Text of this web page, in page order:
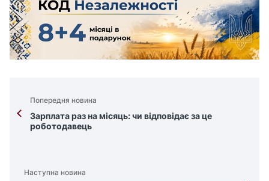
Попередня новина
Зарплата раз на місяць: чи відповідає за це
роботодавець
Наступна новина